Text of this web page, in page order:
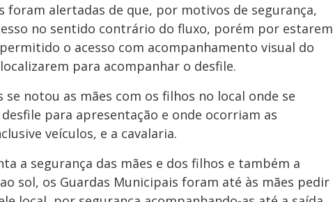
foram alertadas de que, por motivos de segurança,
no sentido contrário do fluxo, porém por estarem
o acesso com acompanhamento visual do
para acompanhar o desfile.
notou as mães com os filhos no local onde se
para apresentação e onde ocorriam as
veículos, e a cavalaria.
a segurança das mães e dos filhos e também a
sol, os Guardas Municipais foram até às mães pedir